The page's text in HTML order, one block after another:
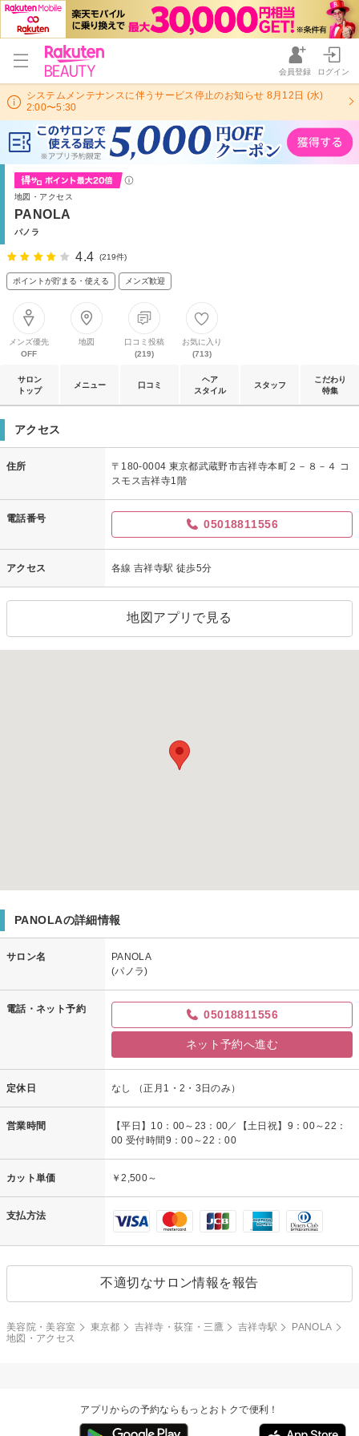
会員登録 ログイン
システムメンテナンスに伴うサービス停止のお知らせ 8月12日 (水)
2:00〜5:30
地図・アクセス
PANOLA
パノラ
4.4 (219件)
ポイントが貯まる・使える メンズ歓迎
メンズ優先
OFF
地図
口コミ投稿
(219)
お気に入り
(713)
サロン
トップ
メニュー 口コミ
ヘア
スタイル
スタッフ
こだわり
特集
アクセス
住所
〒180-0004 東京都武蔵野市吉祥寺本町２－８－４ コ
スモス吉祥寺1階
電話番号 05018811556
アクセス 各線 吉祥寺駅 徒歩5分
地図アプリで見る
PANOLAの詳細情報
サロン名
PANOLA
(パノラ)
電話・ネット予約 05018811556
ネット予約へ進む
定休日 なし （正月1・2・3日のみ）
営業時間
【平日】10：00～23：00／【土日祝】9：00～22：
00 受付時間9：00～22：00
カット単価 ￥2,500～
支払方法
不適切なサロン情報を報告
美容院・美容室 東京都 吉祥寺・荻窪・三鷹 吉祥寺駅
PANOLA
地図・アクセス
アプリからの予約ならもっとおトクで便利！